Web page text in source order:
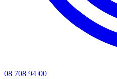
08 708 94 00